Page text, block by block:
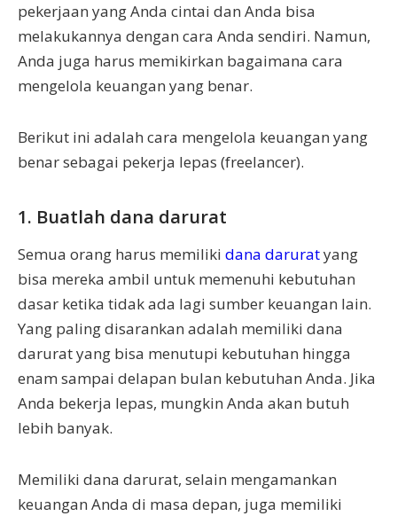
pekerjaan yang Anda cintai dan Anda bisa
melakukannya dengan cara Anda sendiri. Namun,
Anda juga harus memikirkan bagaimana cara
mengelola keuangan yang benar.
Berikut ini adalah cara mengelola keuangan yang
benar sebagai pekerja lepas (freelancer).
1. Buatlah dana darurat
Semua orang harus memiliki dana daruratyang
bisa mereka ambil untuk memenuhi kebutuhan
dasar ketika tidak ada lagi sumber keuangan lain.
Yang paling disarankan adalah memiliki dana
darurat yang bisa menutupi kebutuhan hingga
enam sampai delapan bulan kebutuhan Anda. Jika
Anda bekerja lepas, mungkin Anda akan butuh
lebih banyak.
Memiliki dana darurat, selain mengamankan
keuangan Anda di masa depan, juga memiliki